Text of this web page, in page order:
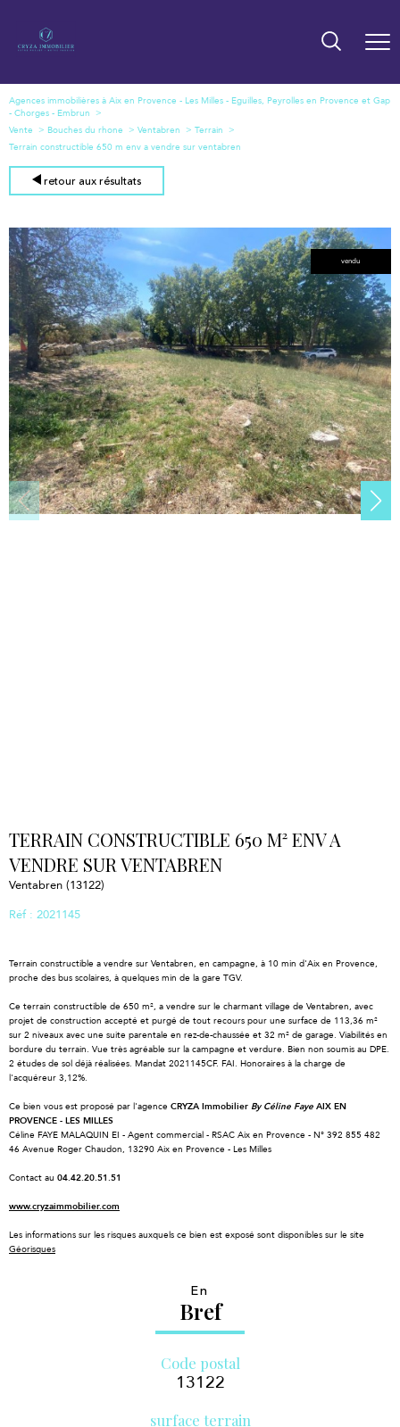
Agences immobilières à Aix en Provence - Les Milles - Eguilles, Peyrolles en Provence et Gap
- Chorges - Embrun
Vente
Bouches du rhone Ventabren
Terrain
Terrain constructible 650 m env a vendre sur ventabren
retour aux résultats
vendu
TERRAIN CONSTRUCTIBLE 650 M² ENV A
VENDRE SUR VENTABREN
Ventabren (13122)
Réf : 2021145
Terrain constructible a vendre sur Ventabren, en campagne, à 10 min d'Aix en Provence,
proche des bus scolaires, à quelques min de la gare TGV.
Ce terrain constructible de 650 m², a vendre sur le charmant village de Ventabren, avec
projet de construction accepté et purgé de tout recours pour une surface de 113,36 m²
sur 2 niveaux avec une suite parentale en rez-de-chaussée et 32 m² de garage. Viabilités en
bordure du terrain. Vue très agréable sur la campagne et verdure. Bien non soumis au DPE.
2 études de sol déjà réalisées. Mandat 2021145CF. FAI. Honoraires à la charge de
l'acquéreur 3,12%.
Ce bien vous est proposé par l'agence CRYZA Immobilier By Céline Faye AIX EN
PROVENCE - LES MILLES
Céline FAYE MALAQUIN EI - Agent commercial - RSAC Aix en Provence - N° 392 855 482
46 Avenue Roger Chaudon, 13290 Aix en Provence - Les Milles
Contact au 04.42.20.51.51
www.cryzaimmobilier.com
Les informations sur les risques auxquels ce bien est exposé sont disponibles sur le site
Géorisques
En
Bref
Code postal
13122
surface terrain